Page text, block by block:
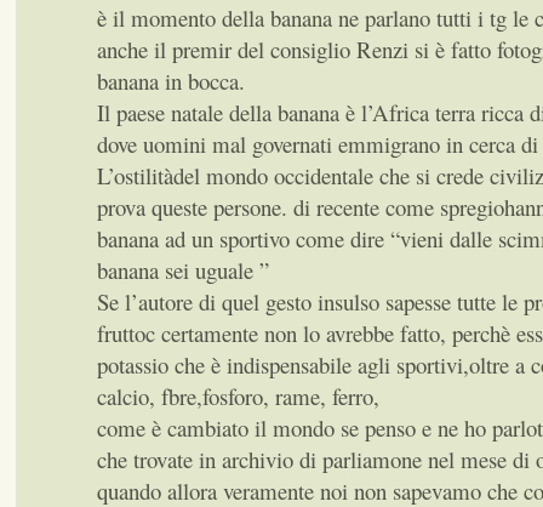
è il momento della banana ne parlano tutti i tg le
anche il premir del consiglio Renzi si è fatto
banana in bocca.
Il paese natale della banana è l’Africa terra ricca
dove uomini mal governati emmigrano in cerca
L’ostilitàdel mondo occidentale che si crede
prova queste persone. di recente come
banana ad un sportivo come dire “vieni dalle
banana sei uguale ”
Se l’autore di quel gesto insulso sapesse tutte le
fruttoc certamente non lo avrebbe fatto, perchè
potassio che è indispensabile agli sportivi,oltre a
calcio, fbre,fosforo, rame, ferro,
come è cambiato il mondo se penso e ne ho
che trovate in archivio di parliamone nel mese di
quando allora veramente noi non sapevamo che